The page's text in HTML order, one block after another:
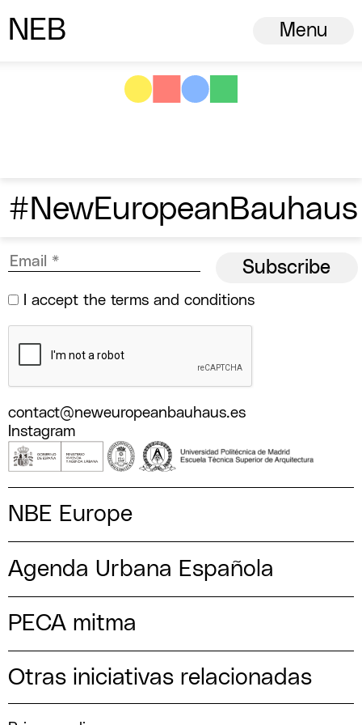
N ew
European
B Menu
#NewEuropeanBauhaus
I accept the terms and conditions
contact@neweuropeanbauhaus.es
Instagram
NBE Europe
Agenda Urbana Española
PECA mitma
Otras iniciativas relacionadas